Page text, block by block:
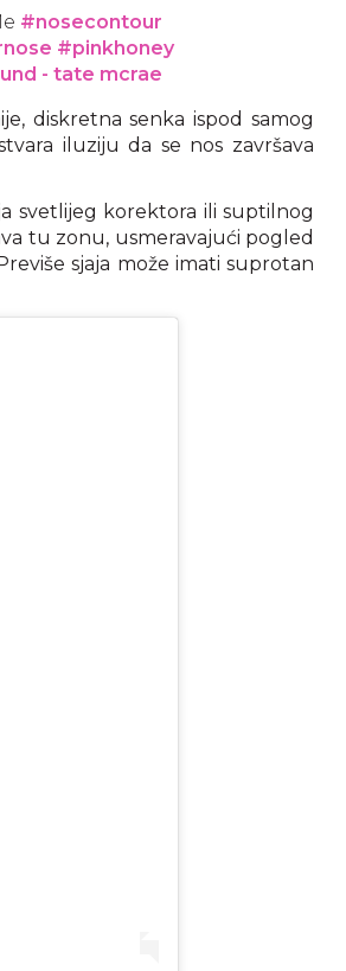
#nosecontour
#pinkhoney
- tate mcrae
diskretna senka ispod samog
iluziju da se nos završava
svetlijeg korektora ili suptilnog
tu zonu, usmeravajući pogled
sjaja može imati suprotan